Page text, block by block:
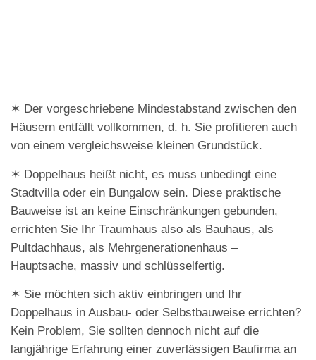
✶ Der vorgeschriebene Mindestabstand zwischen den
Häusern entfällt vollkommen, d. h. Sie profitieren auch
von einem vergleichsweise kleinen Grundstück.
✶ Doppelhaus heißt nicht, es muss unbedingt eine
Stadtvilla oder ein Bungalow sein. Diese praktische
Bauweise ist an keine Einschränkungen gebunden,
errichten Sie Ihr Traumhaus also als Bauhaus, als
Pultdachhaus, als Mehrgenerationenhaus –
Hauptsache, massiv und schlüsselfertig.
✶ Sie möchten sich aktiv einbringen und Ihr
Doppelhaus in Ausbau- oder Selbstbauweise errichten?
Kein Problem, Sie sollten dennoch nicht auf die
langjährige Erfahrung einer zuverlässigen Baufirma an